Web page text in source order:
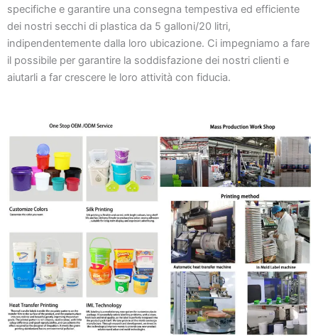
specifiche e garantire una consegna tempestiva ed efficiente
dei nostri secchi di plastica da 5 galloni/20 litri,
indipendentemente dalla loro ubicazione. Ci impegniamo a fare
il possibile per garantire la soddisfazione dei nostri clienti e
aiutarli a far crescere le loro attività con fiducia.